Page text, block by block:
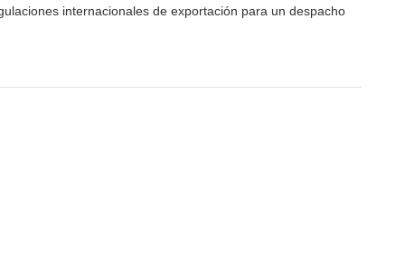
internacionales de exportación para un despacho